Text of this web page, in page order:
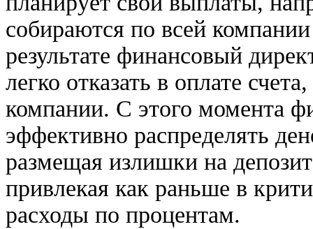
собираются по всей
результате финансовый
легко отказать в оплате
компании. С этого момента
эффективно распределять
размещая излишки на
привлекая как раньше в
расходы по процентам.